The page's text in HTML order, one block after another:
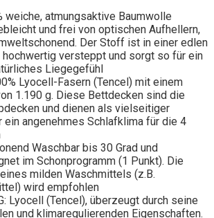
weiche, atmungsaktive Baumwolle
und frei von optischen Aufhellern,
Der Stoff ist in einer edlen
hochwertig versteppt und sorgt so für ein
Liegegefühl
Lyocell-Fasern (Tencel) mit einem
1.190 g. Diese Bettdecken sind die
und dienen als vielseitiger
ein angenehmes Schlafklima für die 4
Waschbar bis 30 Grad und
im Schonprogramm (1 Punkt). Die
milden Waschmittels (z.B.
wird empfohlen
Lyocell (Tencel), überzeugt durch seine
und klimaregulierenden Eigenschaften.